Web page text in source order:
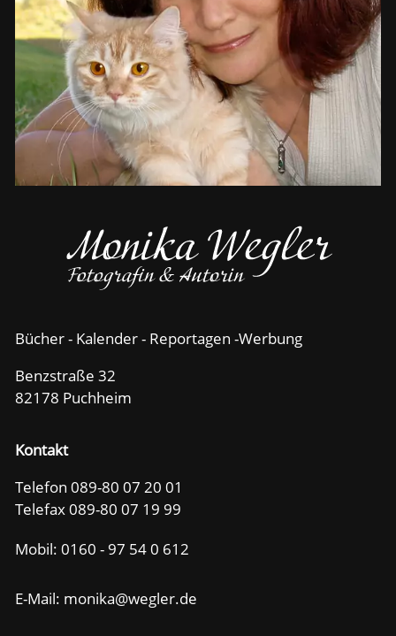
Bücher - Kalender - Reportagen -Werbung
Benzstraße 32
82178 Puchheim
Kontakt
Telefon 089-80 07 20 01
Telefax 089-80 07 19 99
Mobil: 0160 - 97 54 0 612
E-Mail: m n k w gl r d